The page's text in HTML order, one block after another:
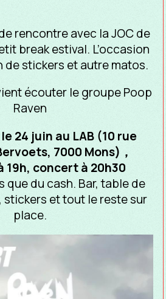
rencontre avec la JOC de
break estival. L’occasion
de stickers et autre matos.
écouter le groupe Poop
Raven
24 juin au LAB (10 rue
7000 Mons)，
19h, concert à 20h30
que du cash. Bar, table de
stickers et tout le reste sur
place.